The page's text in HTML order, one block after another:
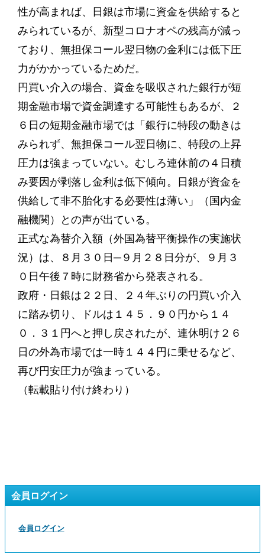
性が高まれば、日銀は市場に資金を供給すると
みられているが、新型コロナオペの残高が減っ
ており、無担保コール翌日物の金利には低下圧
力がかかっているためだ。
円買い介入の場合、資金を吸収された銀行が短
期金融市場で資金調達する可能性もあるが、２
６日の短期金融市場では「銀行に特段の動きは
みられず、無担保コール翌日物に、特段の上昇
圧力は強まっていない。むしろ連休前の４日積
み要因が剥落し金利は低下傾向。日銀が資金を
供給して非不胎化する必要性は薄い」（国内金
融機関）との声が出ている。
正式な為替介入額（外国為替平衡操作の実施状
況）は、８月３０日─９月２８日分が、９月３
０日午後７時に財務省から発表される。
政府・日銀は２２日、２４年ぶりの円買い介入
に踏み切り、ドルは１４５．９０円から１４
０．３１円へと押し戻されたが、連休明け２６
日の外為市場では一時１４４円に乗せるなど、
再び円安圧力が強まっている。
（転載貼り付け終わり）
会員ログイン
会員ログイン